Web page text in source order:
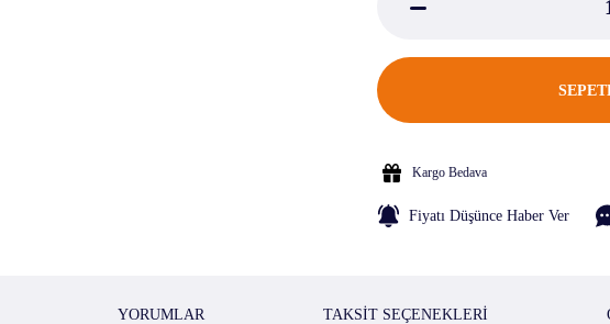
Kargo Bedava
Fiyatı Düşünce Haber Ver
YORUMLAR TAKSIT SEÇENEKLERI